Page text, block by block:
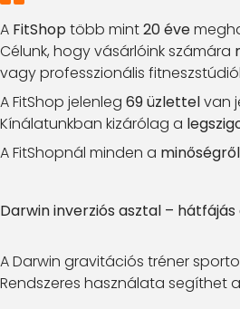
A FitShop több mint20 éve
Célunk, hogy vásárlóink számára
vagy professzionális
A FitShop jelenleg 69 üzlettelvan
Kínálatunkban kizárólag a
A FitShopnál minden a
Darwin inverziós asztal –
A Darwin gravitációs tréner
Rendszeres használata segíthet